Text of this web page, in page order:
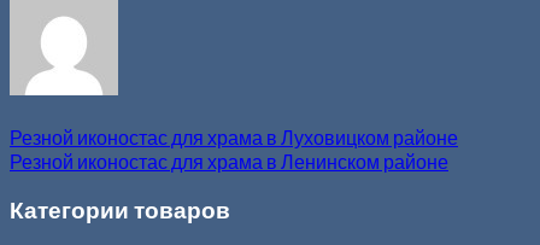
Резной иконостас для храма в Луховицком районе
Резной иконостас для храма в Ленинском районе
Категории товаров